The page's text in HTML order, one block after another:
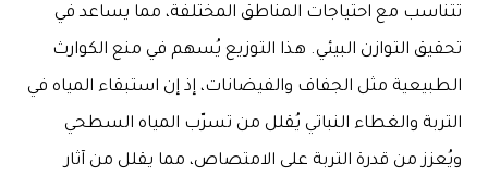
تتناسب مع احتياجات المناطق المختلفة، مما يساعد في
تحقيق التوازن البيئي. هذا التوزيع يُسهم في منع الكوارث
الطبيعية مثل الجفاف والفيضانات، إذ إن استبقاء المياه في
التربة والغطاء النباتي يُقلل من تسرّب المياه السطحي
ويُعزز من قدرة التربة على الامتصاص، مما يقلل من آثار